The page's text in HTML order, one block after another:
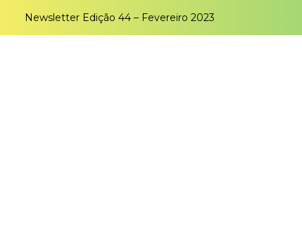
Newsletter Edição 44 – Fevereiro 2023